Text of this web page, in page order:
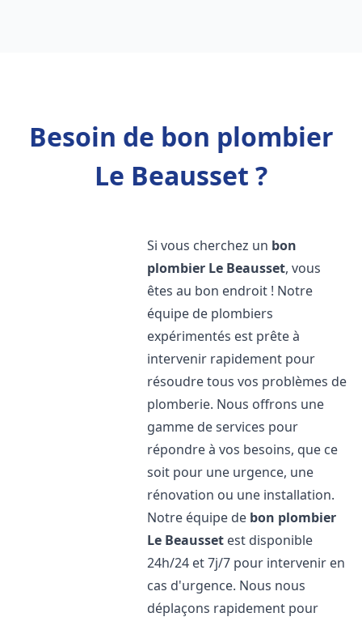
Besoin de bon plombier
Le Beausset ?
Si vous cherchez un bon
plombier Le Beausset, vous
êtes au bon endroit ! Notre
équipe de plombiers
expérimentés est prête à
intervenir rapidement pour
résoudre tous vos problèmes de
plomberie. Nous offrons une
gamme de services pour
répondre à vos besoins, que ce
soit pour une urgence, une
rénovation ou une installation.
Notre équipe de bon plombier
Le Beausset est disponible
24h/24 et 7j/7 pour intervenir en
cas d'urgence. Nous nous
déplaçons rapidement pour